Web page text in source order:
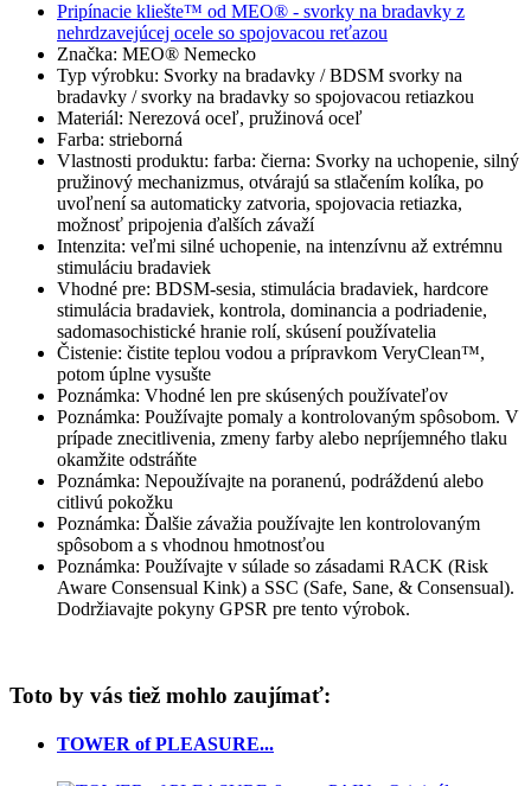
Pripínacie kliešte™ od MEO® - svorky na bradavky z
nehrdzavejúcej ocele so spojovacou reťazou
Značka: MEO® Nemecko
Typ výrobku: Svorky na bradavky / BDSM svorky na
bradavky / svorky na bradavky so spojovacou retiazkou
Materiál: Nerezová oceľ, pružinová oceľ
Farba: strieborná
Vlastnosti produktu: farba: čierna: Svorky na uchopenie, silný
pružinový mechanizmus, otvárajú sa stlačením kolíka, po
uvoľnení sa automaticky zatvoria, spojovacia retiazka,
možnosť pripojenia ďalších závaží
Intenzita: veľmi silné uchopenie, na intenzívnu až extrémnu
stimuláciu bradaviek
Vhodné pre: BDSM-sesia, stimulácia bradaviek, hardcore
stimulácia bradaviek, kontrola, dominancia a podriadenie,
sadomasochistické hranie rolí, skúsení používatelia
Čistenie: čistite teplou vodou a prípravkom VeryClean™,
potom úplne vysušte
Poznámka: Vhodné len pre skúsených používateľov
Poznámka: Používajte pomaly a kontrolovaným spôsobom. V
prípade znecitlivenia, zmeny farby alebo nepríjemného tlaku
okamžite odstráňte
Poznámka: Nepoužívajte na poranenú, podráždenú alebo
citlivú pokožku
Poznámka: Ďalšie závažia používajte len kontrolovaným
spôsobom a s vhodnou hmotnosťou
Poznámka: Používajte v súlade so zásadami RACK (Risk
Aware Consensual Kink) a SSC (Safe, Sane, & Consensual).
Dodržiavajte pokyny GPSR pre tento výrobok.
Toto by vás tiež mohlo zaujímať:
TOWER of PLEASURE...